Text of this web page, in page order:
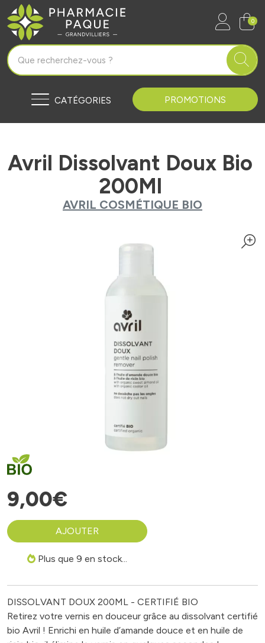
Pharmacie Paque Grandvilliers
0
CATÉGORIES PROMOTIONS
Avril Dissolvant Doux Bio
200Ml
AVRIL COSMÉTIQUE BIO
9,00€
AJOUTER
Plus que 9 en stock...
DISSOLVANT DOUX 200ML - CERTIFIÉ BIO
Retirez votre vernis en douceur grâce au dissolvant certifié
bio Avril ! Enrichi en huile d’amande douce et en huile de